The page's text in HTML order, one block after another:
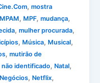
,mostra
MPAM, MPF,mudança,
,mulher procurada,
, Música, Musical,
,mutirão de
não identificado, Natal,
Negócios, Netflix,